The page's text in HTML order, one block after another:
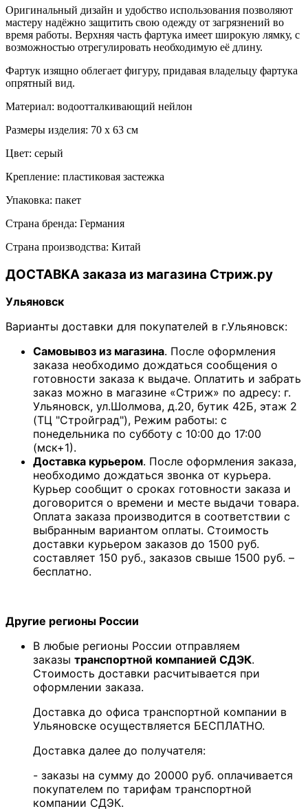
Оригинальный дизайн и удобство использования позволяют
мастеру надёжно защитить свою одежду от загрязнений во
время работы. Верхняя часть фартука имеет широкую лямку, с
возможностью отрегулировать необходимую её длину.
Фартук изящно облегает фигуру, придавая владельцу фартука
опрятный вид.
Материал: водоотталкивающий нейлон
Размеры изделия: 70 х 63 см
Цвет: серый
Крепление: пластиковая застежка
Упаковка: пакет
Страна бренда: Германия
Страна производства: Китай
ДОСТАВКА заказа из магазина Стриж.ру
Ульяновск
Варианты доставки для покупателей в г.Ульяновск:
Самовывоз из магазина. После оформления
заказа необходимо дождаться сообщения о
готовности заказа к выдаче. Оплатить и забрать
заказ можно в магазине «Стриж» по адресу: г.
Ульяновск, ул.Шолмова, д.20, бутик 42Б, этаж 2
(ТЦ "Стройград"), Режим работы: с
понедельника по субботу с 10:00 до 17:00
(мск+1).
Доставка курьером. После оформления заказа,
необходимо дождаться звонка от курьера.
Курьер сообщит о сроках готовности заказа и
договорится о времени и месте выдачи товара.
Оплата заказа производится в соответствии с
выбранным вариантом оплаты. Стоимость
доставки курьером заказов до 1500 руб.
составляет 150 руб., заказов свыше 1500 руб. –
бесплатно.
Другие регионы России
В любые регионы России отправляем
заказы транспортной компанией СДЭК.
Стоимость доставки расчитывается при
оформлении заказа.
Доставка до офиса транспортной компании в
Ульяновске осуществляется БЕСПЛАТНО.
Доставка далее до получателя:
- заказы на сумму до 20000 руб. оплачивается
покупателем по тарифам транспортной
компании СДЭК.